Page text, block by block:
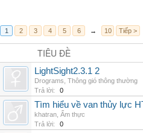
1 2 3 4 5 6 → 10 Tiếp >
TIÊU ĐỀ
LightSight2.3.1 2
Drograms Thông gió thông thường
Trả lời:
0
Tìm hiểu về van thủy lực
khatran Ẩm thực
Trả lời:
0